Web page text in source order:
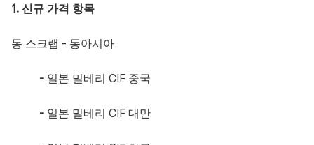
1. 신규 가격 항목
동 스크랩 - 동아시아
- 일본 밀베리 CIF 중국
- 일본 밀베리 CIF 대만